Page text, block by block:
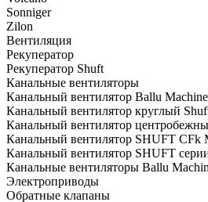
Sonniger
Zilon
Вентиляция
Рекуператор
Рекуператор Shuft
Канальные вентиляторы
Канальный вентилятор Ballu
Канальный вентилятор круглый
Канальный вентилятор
Канальный вентилятор SHUFT CFk
Канальный вентилятор SHUFT
Канальные вентиляторы Ballu
Электроприводы
Обратные клапаны